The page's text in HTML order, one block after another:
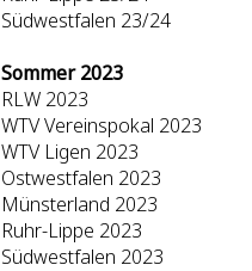
Südwestfalen 23/24
Sommer 2023
RLW 2023
WTV Vereinspokal 2023
WTV Ligen 2023
Ostwestfalen 2023
Münsterland 2023
Ruhr-Lippe 2023
Südwestfalen 2023